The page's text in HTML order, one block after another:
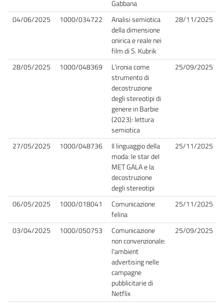
Gabbana
04/06/2025 1000/034722
Analisi semiotica
della dimensione
onirica e reale nei
film di S. Kubrik
28/11/2025
28/05/2025 1000/048369
L'ironia come
strumento di
decostruzione
degli stereotipi di
genere in Barbie
(2023): lettura
semiotica
25/09/2025
27/05/2025 1000/048736
Il linguaggio della
moda: le star del
MET GALA e la
decostruzione
degli stereotipi
25/11/2025
06/05/2025 1000/018041
Comunicazione
felina
25/11/2025
03/04/2025 1000/050753
Comunicazione
non convenzionale:
l'ambient
advertising nelle
campagne
pubblicitarie di
Netflix
25/09/2025